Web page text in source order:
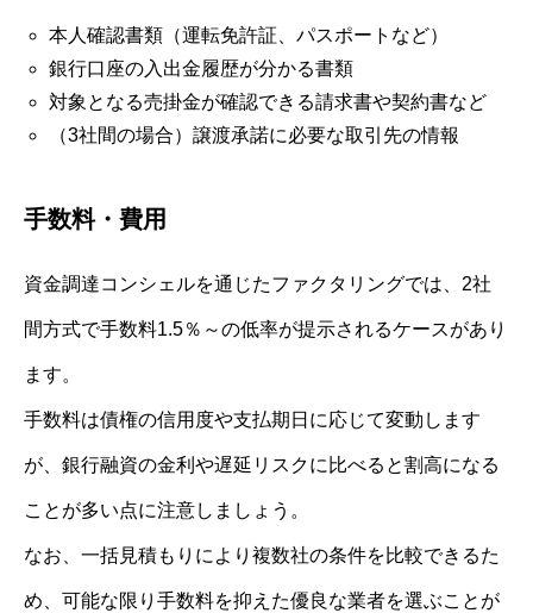
本人確認書類（運転免許証、パスポートなど）
銀行口座の入出金履歴が分かる書類
対象となる売掛金が確認できる請求書や契約書など
（3社間の場合）譲渡承諾に必要な取引先の情報
手数料・費用
資金調達コンシェルを通じたファクタリングでは、2社
間方式で手数料1.5％～の低率が提示されるケースがあり
ます。
手数料は債権の信用度や支払期日に応じて変動します
が、銀行融資の金利や遅延リスクに比べると割高になる
ことが多い点に注意しましょう。
なお、一括見積もりにより複数社の条件を比較できるた
め、可能な限り手数料を抑えた優良な業者を選ぶことが